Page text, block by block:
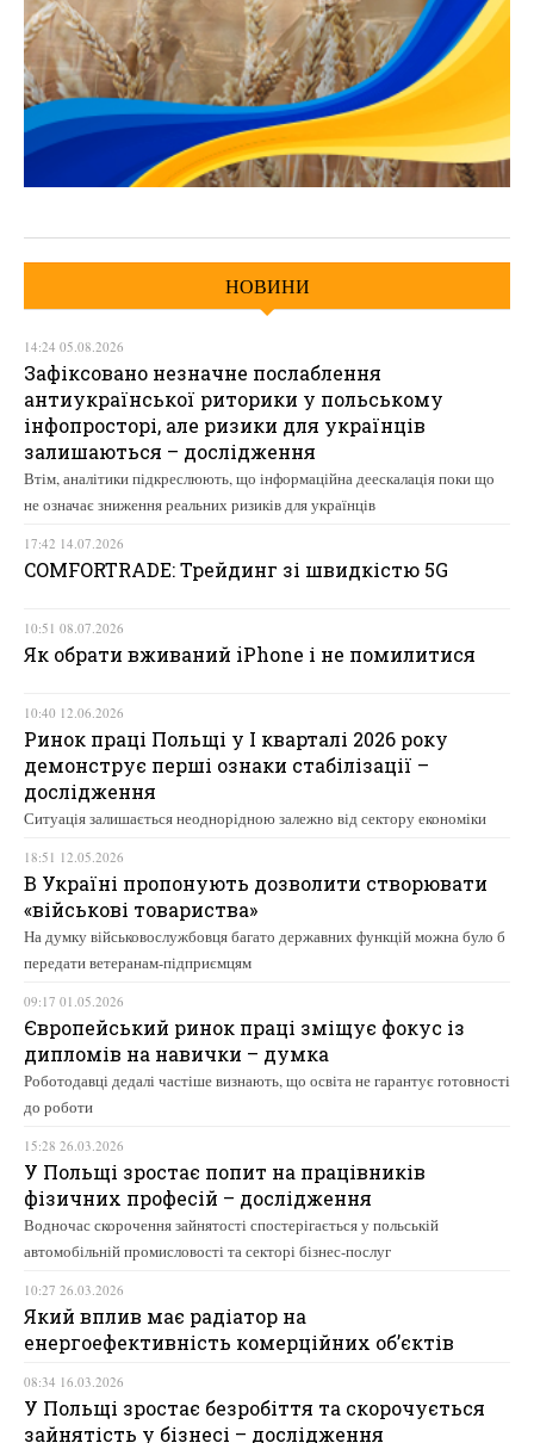
НОВИНИ
14:24 05.08.2026
Зафіксовано незначне послаблення
антиукраїнської риторики у польському
інфопросторі, але ризики для українців
залишаються – дослідження
Втім, аналітики підкреслюють, що інформаційна деескалація поки що
не означає зниження реальних ризиків для українців
17:42 14.07.2026
COMFORTRADE: Трейдинг зі швидкістю 5G
10:51 08.07.2026
Як обрати вживаний iPhone і не помилитися
10:40 12.06.2026
Ринок праці Польщі у І кварталі 2026 року
демонструє перші ознаки стабілізації –
дослідження
Ситуація залишається неоднорідною залежно від сектору економіки
18:51 12.05.2026
В Україні пропонують дозволити створювати
«військові товариства»
На думку військовослужбовця багато державних функцій можна було б
передати ветеранам-підприємцям
09:17 01.05.2026
Європейський ринок праці зміщує фокус із
дипломів на навички – думка
Роботодавці дедалі частіше визнають, що освіта не гарантує готовності
до роботи
15:28 26.03.2026
У Польщі зростає попит на працівників
фізичних професій – дослідження
Водночас скорочення зайнятості спостерігається у польській
автомобільній промисловості та секторі бізнес-послуг
10:27 26.03.2026
Який вплив має радіатор на
енергоефективність комерційних об’єктів
08:34 16.03.2026
У Польщі зростає безробіття та скорочується
зайнятість у бізнесі – дослідження